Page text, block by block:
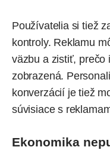
Používatelia si tiež
kontroly. Reklamu
väzbu a zistiť, prečo
zobrazená.
konverzácií je tiež
súvisiace s
Ekonomika